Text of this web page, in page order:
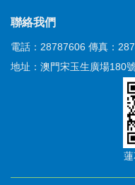
聯絡我們
電話：28787606 傳真：
地址：澳門宋玉生廣場180